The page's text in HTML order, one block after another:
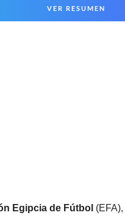
VER RESUMEN
Egipcia de Fútbol